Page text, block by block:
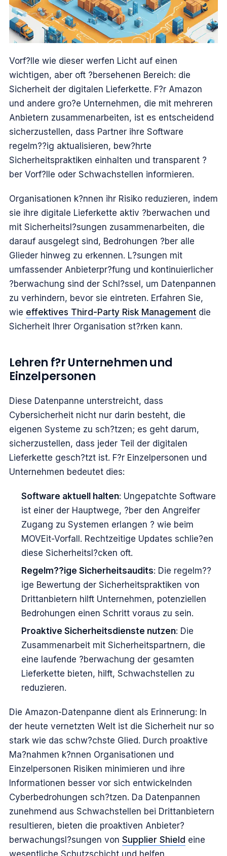
Vorf?lle wie dieser werfen Licht auf einen
wichtigen, aber oft ?bersehenen Bereich: die
Sicherheit der digitalen Lieferkette. F?r Amazon
und andere gro?e Unternehmen, die mit mehreren
Anbietern zusammenarbeiten, ist es entscheidend
sicherzustellen, dass Partner ihre Software
regelm??ig aktualisieren, bew?hrte
Sicherheitspraktiken einhalten und transparent ?
ber Vorf?lle oder Schwachstellen informieren.
Organisationen k?nnen ihr Risiko reduzieren, indem
sie ihre digitale Lieferkette aktiv ?berwachen und
mit Sicherheitsl?sungen zusammenarbeiten, die
darauf ausgelegt sind, Bedrohungen ?ber alle
Glieder hinweg zu erkennen. L?sungen mit
umfassender Anbieterpr?fung und kontinuierlicher
?berwachung sind der Schl?ssel, um Datenpannen
zu verhindern, bevor sie eintreten. Erfahren Sie,
wie effektives Third-Party Risk Management die
Sicherheit Ihrer Organisation st?rken kann.
Lehren f?r Unternehmen und
Einzelpersonen
Diese Datenpanne unterstreicht, dass
Cybersicherheit nicht nur darin besteht, die
eigenen Systeme zu sch?tzen; es geht darum,
sicherzustellen, dass jeder Teil der digitalen
Lieferkette gesch?tzt ist. F?r Einzelpersonen und
Unternehmen bedeutet dies:
Software aktuell halten: Ungepatchte Software
ist einer der Hauptwege, ?ber den Angreifer
Zugang zu Systemen erlangen ? wie beim
MOVEit-Vorfall. Rechtzeitige Updates schlie?en
diese Sicherheitsl?cken oft.
Regelm??ige Sicherheitsaudits: Die regelm??
ige Bewertung der Sicherheitspraktiken von
Drittanbietern hilft Unternehmen, potenziellen
Bedrohungen einen Schritt voraus zu sein.
Proaktive Sicherheitsdienste nutzen: Die
Zusammenarbeit mit Sicherheitspartnern, die
eine laufende ?berwachung der gesamten
Lieferkette bieten, hilft, Schwachstellen zu
reduzieren.
Die Amazon-Datenpanne dient als Erinnerung: In
der heute vernetzten Welt ist die Sicherheit nur so
stark wie das schw?chste Glied. Durch proaktive
Ma?nahmen k?nnen Organisationen und
Einzelpersonen Risiken minimieren und ihre
Informationen besser vor sich entwickelnden
Cyberbedrohungen sch?tzen. Da Datenpannen
zunehmend aus Schwachstellen bei Drittanbietern
resultieren, bieten die proaktiven Anbieter?
berwachungsl?sungen von Supplier Shield eine